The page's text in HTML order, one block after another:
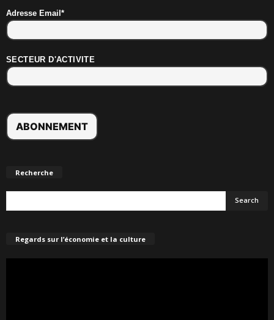
Adresse Email*
SECTEUR D'ACTIVITE
Recherche
Regards sur l’économie et la culture